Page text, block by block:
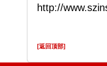
http://
[返回顶部]